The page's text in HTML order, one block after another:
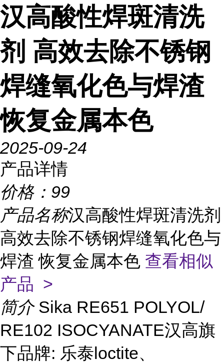
汉高酸性焊斑清洗
剂 高效去除不锈钢
焊缝氧化色与焊渣
恢复金属本色
2025-09-24
产品详情
价格： 99
产品名称汉高酸性焊斑清洗剂
高效去除不锈钢焊缝氧化色与
焊渣 恢复金属本色 查看相似
产品 >
简介 Sika RE651 POLYOL/
RE102 ISOCYANATE汉高旗
下品牌: 乐泰loctite、